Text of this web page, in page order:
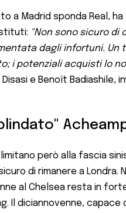
a Madrid sponda Real,
"Non sono sicuro di
dagli infortuni. Un
i potenziali acquisti lo
e Benoît
però alla fascia
di rimanere a
al Chelsea resta in
Il diciannovenne,